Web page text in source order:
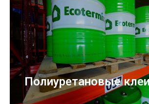
Полиуретановые